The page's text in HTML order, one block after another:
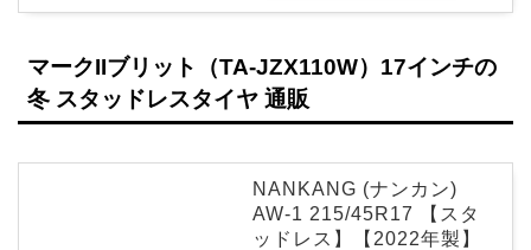
マークIIブリット（TA-JZX110W）17インチの
冬 スタッドレスタイヤ 通販
NANKANG (ナンカン)
AW-1 215/45R17 【スタ
ッドレス】【2022年製】